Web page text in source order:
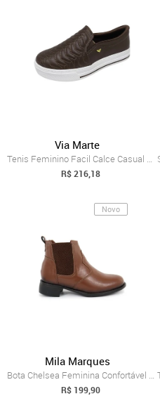
Via Marte
Tenis Feminino Facil Calce Casual Plataf...
R$ 216,18
Novo
Mila Marques
Bota Chelsea Feminina Confortável Resist...
R$ 199,90